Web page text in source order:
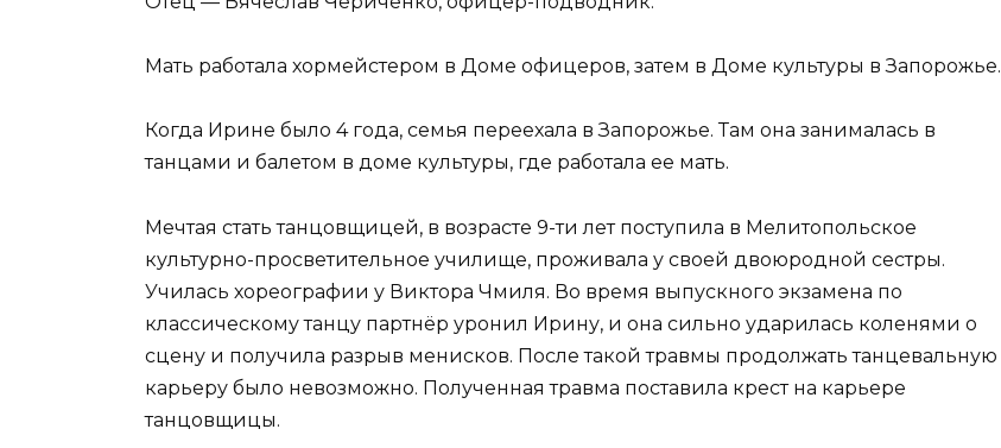
Мать работала хормейстером в Доме офицеров, затем в Доме культуры в Запорожье.
Когда Ирине было 4 года, семья переехала в Запорожье. Там она занималась в
танцами и балетом в доме культуры, где работала ее мать.
Мечтая стать танцовщицей, в возрасте 9-ти лет поступила в Мелитопольское
культурно-просветительное училище, проживала у своей двоюродной сестры.
Училась хореографии у Виктора Чмиля. Во время выпускного экзамена по
классическому танцу партнёр уронил Ирину, и она сильно ударилась коленями о
сцену и получила разрыв менисков. После такой травмы продолжать танцевальную
карьеру было невозможно. Полученная травма поставила крест на карьере
танцовщицы.